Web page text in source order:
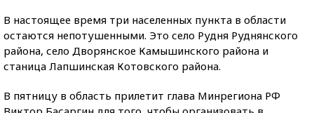
В настоящее время три населенных пункта в области
остаются непотушенными. Это село Рудня Руднянского
района, село Дворянское Камышинского района и
станица Лапшинская Котовского района.
В пятницу в область прилетит глава Минрегиона РФ